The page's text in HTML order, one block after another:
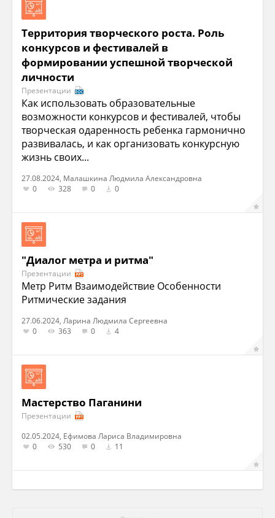
Территория творческого роста. Роль
конкурсов и фестивалей в
формировании успешной творческой
личности
Презентации
Как использовать образовательные
возможности конкурсов и фестивалей, чтобы
творческая одаренность ребенка гармонично
развивалась, и как организовать конкурсную
жизнь своих...
27.08.2024, Малашкина Людмила Александровна
0
328 0 0
"Диалог метра и ритма"
Презентации
Метр Ритм Взаимодействие Особенности
Ритмические задания
27.06.2024, Ларина Людмила Сергеевна
0
363 0 4
Мастерство Паганини
Презентации
02.05.2024, Ефимова Лариса Владимировна
0
530 0 11